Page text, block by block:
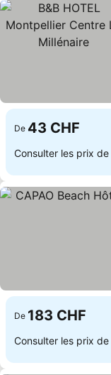
De 43 CHF
Consulter les prix de
De 183 CHF
Consulter les prix de